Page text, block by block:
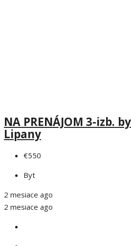
NA PRENÁJOM 3-izb.
Lipany
€550
Byt
2 mesiace ago
2 mesiace ago